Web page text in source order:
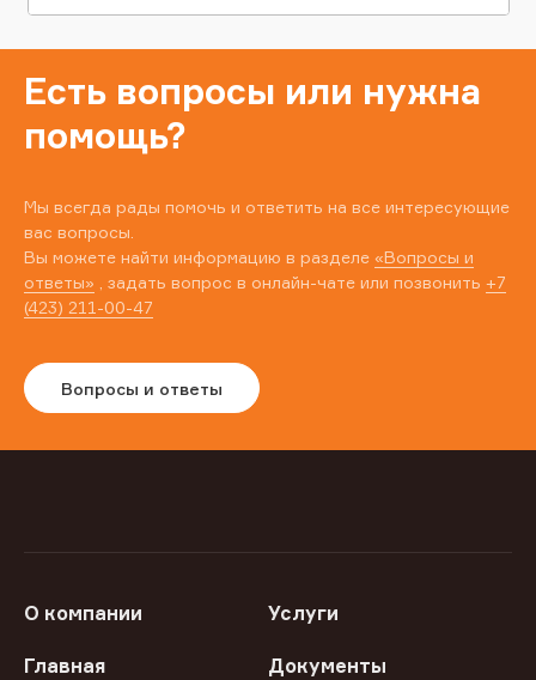
Есть вопросы или нужна
помощь?
Мы всегда рады помочь и ответить на все интересующие
вас вопросы.
Вы можете найти информацию в разделе «Вопросы и
ответы» , задать вопрос в онлайн-чате или позвонить +7
(423) 211-00-47
Вопросы и ответы
О компании Услуги
Главная Документы